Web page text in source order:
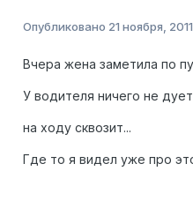
Опубликовано 21 ноября, 2011
Вчера жена заметила по
У водителя ничего не
на ходу сквозит...
Где то я видел уже про